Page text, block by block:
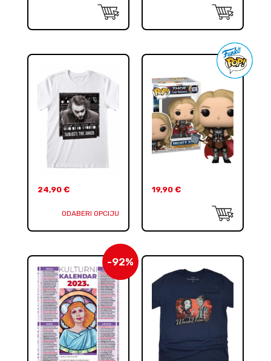
24,90 €
ODABERI OPCIJU
19,90 €
-92%